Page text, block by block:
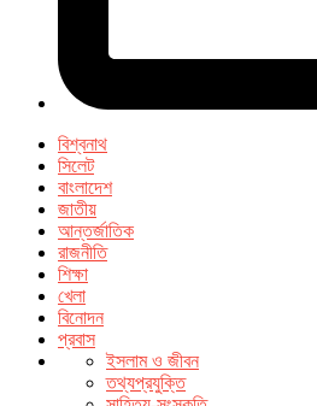
বিশ্বনাথ
সিলেট
বাংলাদেশ
জাতীয়
আন্তর্জাতিক
রাজনীতি
শিক্ষা
খেলা
বিনোদন
প্রবাস
ইসলাম ও জীবন
তথ্যপ্রযুক্তি